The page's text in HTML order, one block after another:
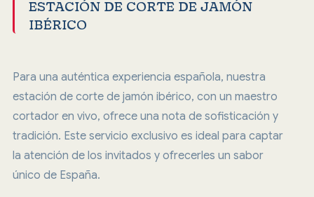
ESTACIÓN DE CORTE DE JAMÓN
IBÉRICO
Para una auténtica experiencia española, nuestra
estación de corte de jamón ibérico, con un maestro
cortador en vivo, ofrece una nota de sofisticación y
tradición. Este servicio exclusivo es ideal para captar
la atención de los invitados y ofrecerles un sabor
único de España.